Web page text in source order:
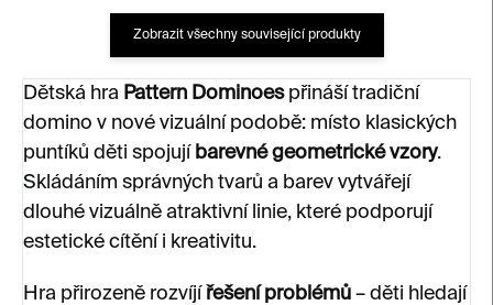
Zobrazit všechny související produkty
Dětská hra Pattern Dominoespřináší tradiční
domino v nové vizuální podobě: místo klasických
puntíků děti spojují barevné geometrické vzory.
Skládáním správných tvarů a barev vytvářejí
dlouhé vizuálně atraktivní linie, které podporují
estetické cítění i kreativitu.
Hra přirozeně rozvíjí řešení problémů – děti hledají